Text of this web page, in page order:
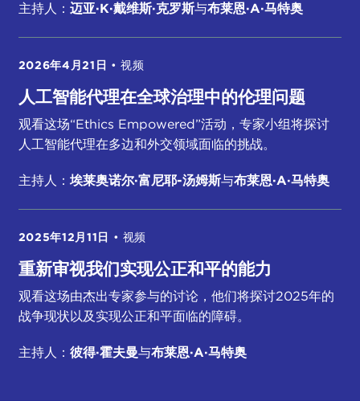
主持人： 迈亚·K·戴维斯·克罗斯与布莱恩·A·马特奥
2026年4月21日 • 视频
人工智能代理在全球治理中的伦理问题
观看这场“Ethics Empowered”活动，专家小组将探讨
人工智能代理在多边和外交领域面临的挑战。
主持人： 埃莱奥诺尔·富尼耶-汤姆斯与布莱恩·A·马特奥
2025年12月11日 • 视频
重新审视我们实现公正和平的能力
观看这场由杰出专家参与的讨论，他们将探讨2025年的
战争现状以及实现公正和平面临的障碍。
主持人： 彼得·霍夫曼与布莱恩·A·马特奥